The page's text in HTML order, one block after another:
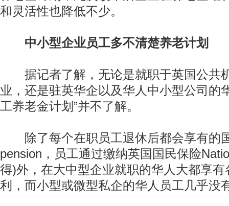
和灵活性也降低不少。
中小型企业员工多不清楚养老计划
据记者了解，无论是就职于英国公共
业，还是驻英华企以及华人中小型公司的
工养老金计划”并不了解。
除了每个在职员工退休后都会享有的
pension，员工通过缴纳英国国民保险
得)外，在大中型企业就职的华人大都享
利，而小型或微型私企的华人员工几乎没